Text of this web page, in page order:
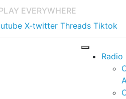
EVERYWHERE
X-twitter Threads Tiktok
Radio